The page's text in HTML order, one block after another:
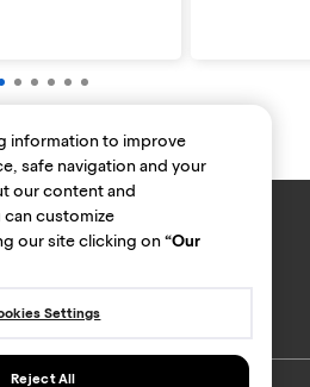
information to improve
safe navigation and your
our content and
customize
our site clicking on“Our
Settings
Reject All